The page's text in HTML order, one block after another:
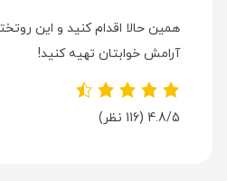
همین حالا اقدام کنید و این
آرامش خوابتان تهیه کنید!
4.8/5 (116 نظر)